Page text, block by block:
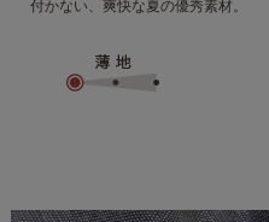
付かない、爽快な夏の優秀素材。